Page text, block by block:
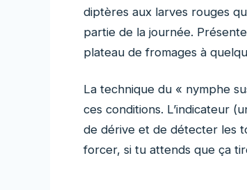
diptères aux larves rouges
partie de la journée.
plateau de fromages à
La technique du « nymphe
ces conditions. L’indicateur
de dérive et de détecter les
forcer, si tu attends que ça